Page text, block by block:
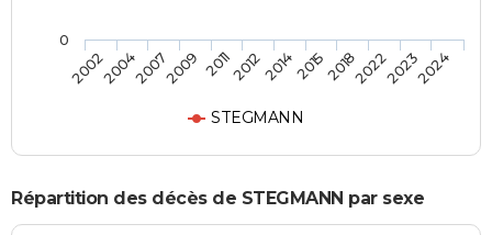
STEGMANN
2002200420072009 20112012201420152018202220232024
0
Répartition des décès de STEGMANN par sexe